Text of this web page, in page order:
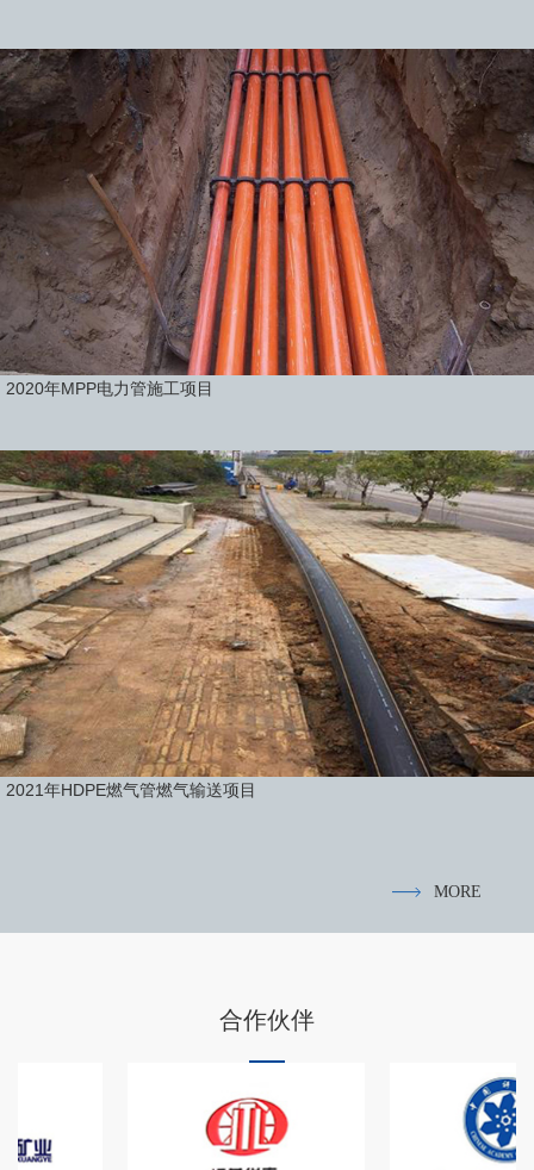
2020年MPP电力管施工项目
2021年HDPE燃气管燃气输送项目
MORE
合作伙伴